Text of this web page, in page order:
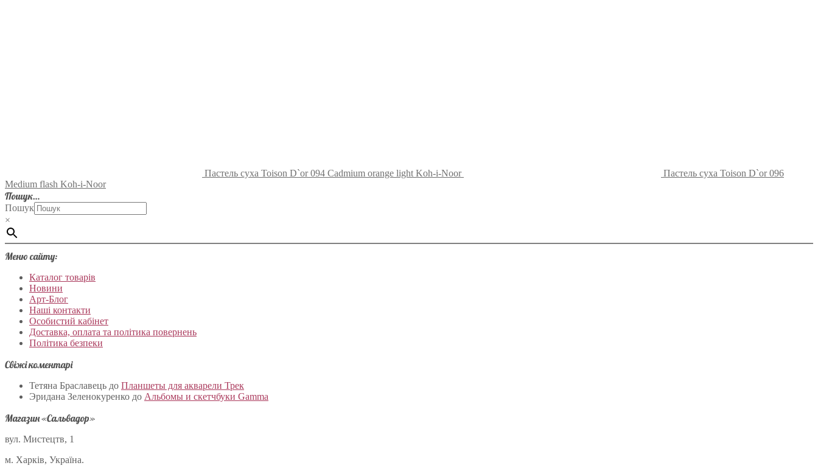
Пастель суха Toison D`or 094 Cadmium orange light Koh-i-Noor
Пастель суха Toison D`or 096
Medium flash Koh-i-Noor
Пошук…
Пошук
×
Меню сайту:
Каталог товарів
Новини
Арт-Блог
Наші контакти
Особистий кабінет
Доставка, оплата та політика повернень
Політика безпеки
Свіжі коментарі
Тетяна Браславець до Планшеты для акварели Трек
Эридана Зеленокуренко до Альбомы и скетчбуки Gamma
Магазин «Сальвадор»
вул. Мистецтв, 1
м. Харків, Україна.